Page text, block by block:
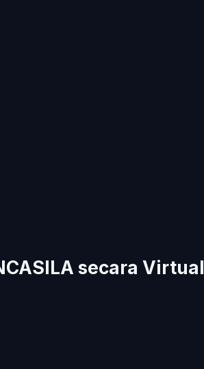
secara Virtual